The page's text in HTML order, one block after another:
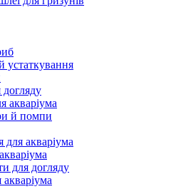
устаткування
догляду
акваріума
й помпи
для акваріума
для догляду